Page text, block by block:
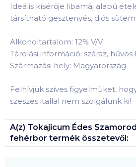
Ideális kísérője libamáj alapú
társítható gesztenyés, diós
Alkoholtartalom: 12% V/V.
Tárolási információ: száraz,
Származási hely: Magyarország
Felhívjuk szíves figyelmüket,
szeszes itallal nem szolgálunk ki!
A(z) Tokajicum Édes
fehérbor termék összetevői: